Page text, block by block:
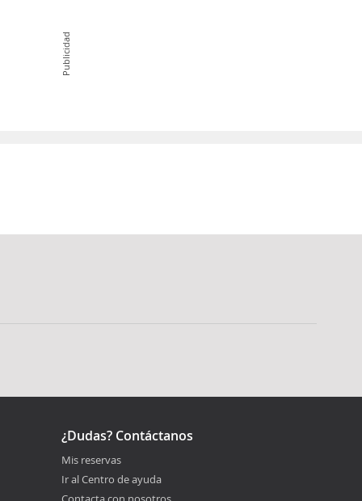
Publicidad
¿Dudas? Contáctanos
Mis reservas
Ir al Centro de ayuda